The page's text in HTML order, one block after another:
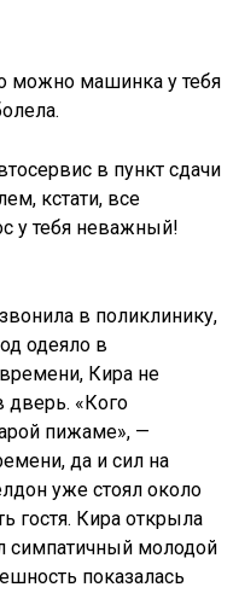
можно машинка у тебя
в пункт сдачи
кстати, все
у тебя неважный!
в поликлинику,
одеяло в
Кира не
дверь. «Кого
пижаме», —
да и сил на
уже стоял около
гостя. Кира открыла
симпатичный молодой
показалась